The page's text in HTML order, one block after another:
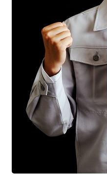
お問い合わせ
プライバシーポリシー
受付：9：
月～金曜日（